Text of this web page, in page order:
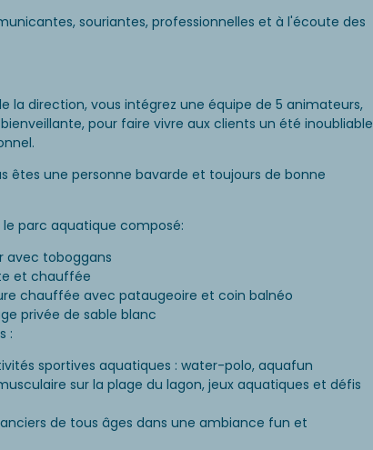
souriantes, professionnelles et à l'écoute des
la direction, vous intégrez une équipe de 5 animateurs,
pour faire vivre aux clients un été inoubliable
êtes une personne bavarde et toujours de bonne
parc aquatique composé:
avec toboggans
et chauffée
chauffée avec pataugeoire et coin balnéo
privée de sable blanc
:
sportives aquatiques : water-polo, aquafun
sur la plage du lagon, jeux aquatiques et défis
de tous âges dans une ambiance fun et